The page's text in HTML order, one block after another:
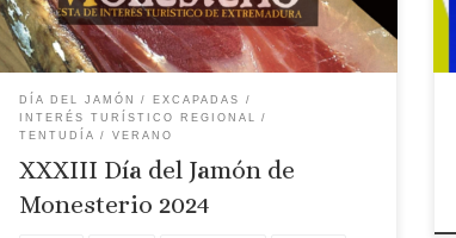
DÍA DEL JAMÓN
EXCAPADAS
INTERÉS TURÍSTICO REGIONAL
TENTUDÍA
VERANO
XXXIII Día del Jamón de
Monesterio 2024